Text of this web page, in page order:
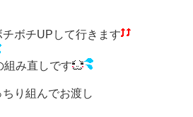
ボチUPして行きます
組み直しです
り組んでお渡し